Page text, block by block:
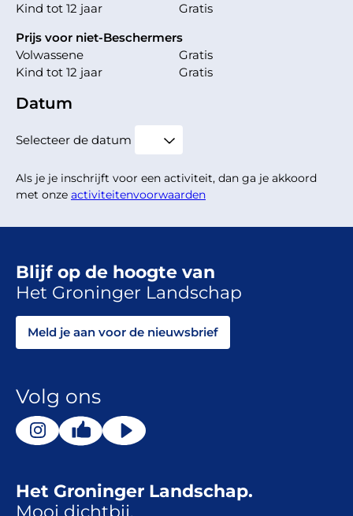
Kind tot 12 jaar
Gratis
Prijs voor niet-Beschermers
Volwassene
Gratis
Kind tot 12 jaar
Gratis
Datum
Selecteer de datum
Als je je inschrijft voor een activiteit, dan ga je akkoord
met onze activiteitenvoorwaarden
Het Groninger Landschap.
Blijf op de hoogte van
Het Groninger Landschap
Meld je aan voor de nieuwsbrief
Volg ons